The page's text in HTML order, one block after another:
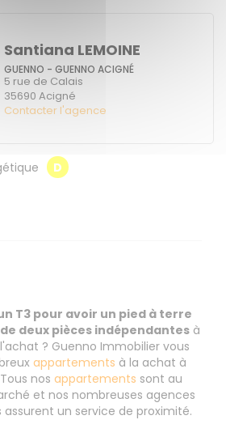
Santiana LEMOINE
GUENNO - GUENNO ACIGNÉ
5 rue de Calais
35690 Acigné
Contacter l'agence
D
T3 pour avoir un pied à terre
deux pièces indépendantes à
l'achat ? Guenno Immobilier vous
appartements à la achat à
Tous nos appartements sont au
et nos nombreuses agences
un service de proximité.